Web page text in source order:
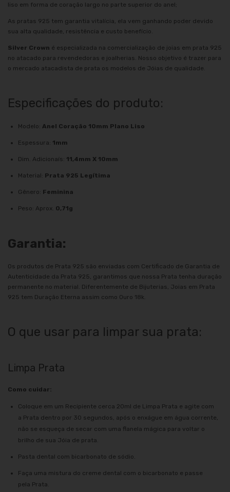
liso em forma de coração largo no parte superior do anel;
As pratas 925 tem garantia vitalícia, ela vem ganhando poder devido
sua alta qualidade, resistência e custo benefício.
Silver Crown é especializada na comercialização de joias em prata 925
no atacado para revendedoras e joalherias. Nosso objetivo é trazer para
o mercado atacadista de prata os modelos de Jóias de qualidade.
Especificações do produto:
Modelo: Anel Coração 10mm Plano Liso
Espessura: 1mm
Dim. Adicionaís: 11,4mm X 10mm
Material: Prata 925 Legítima
Gênero: Feminina
Peso: Aprox. 0,71g
Garantia:
Os produtos de Prata 925 são enviadas com Certificado de Garantia de
Autenticidade da Prata 925, garantimos que nossa Prata tenha duração
permanente no material. Diferentemente de Bijuterias, Joias em Prata
925 tem Duração Eterna assim como Ouro 18k.
O que usar para limpar sua prata:
Limpa Prata
Como cuidar:
Coloque em um Recipiente cerca 20ml de Limpa Prata e agite com
a Prata dentro por 30 segundos, após o enxágue em água corrente,
não se esqueça de secar com uma flanela mágica para voltar o
brilho de sua Jóia de prata.
Pasta dental com bicarbonato de sódio.
Faça uma mistura do creme dental com o bicarbonato e passe
pela Prata.